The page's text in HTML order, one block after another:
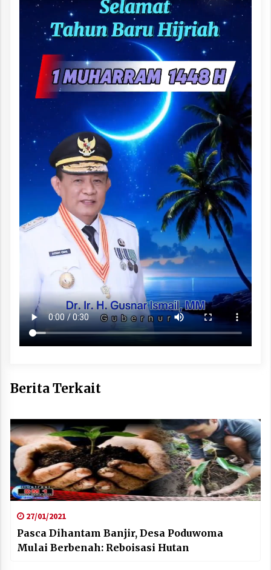
Berita Terkait
27/01/2021
Pasca Dihantam Banjir, Desa Poduwoma
Mulai Berbenah: Reboisasi Hutan